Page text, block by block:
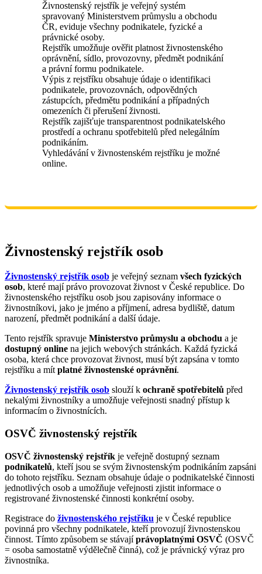
Živnostenský rejstřík je veřejný systém
spravovaný Ministerstvem průmyslu a obchodu
ČR, eviduje všechny podnikatele, fyzické a
právnické osoby.
Rejstřík umožňuje ověřit platnost živnostenského
oprávnění, sídlo, provozovny, předmět podnikání
a právní formu podnikatele.
Výpis z rejstříku obsahuje údaje o identifikaci
podnikatele, provozovnách, odpovědných
zástupcích, předmětu podnikání a případných
omezeních či přerušení živnosti.
Rejstřík zajišťuje transparentnost podnikatelského
prostředí a ochranu spotřebitelů před nelegálním
podnikáním.
Vyhledávání v živnostenském rejstříku je možné
online.
Živnostenský rejstřík osob
Živnostenský rejstřík osob je veřejný seznam všech fyzických
osob, které mají právo provozovat živnost v České republice. Do
živnostenského rejstříku osob jsou zapisovány informace o
živnostníkovi, jako je jméno a příjmení, adresa bydliště, datum
narození, předmět podnikání a další údaje.
Tento rejstřík spravuje Ministerstvo průmyslu a obchodu a je
dostupný online na jejich webových stránkách. Každá fyzická
osoba, která chce provozovat živnost, musí být zapsána v tomto
rejstříku a mít platné živnostenské oprávnění.
Živnostenský rejstřík osob slouží k ochraně spotřebitelů před
nekalými živnostníky a umožňuje veřejnosti snadný přístup k
informacím o živnostnících.
OSVČ živnostenský rejstřík
OSVČ živnostenský rejstřík je veřejně dostupný seznam
podnikatelů, kteří jsou se svým živnostenským podnikáním zapsáni
do tohoto rejstříku. Seznam obsahuje údaje o podnikatelské činnosti
jednotlivých osob a umožňuje veřejnosti zjistit informace o
registrované živnostenské činnosti konkrétní osoby.
Registrace do živnostenského rejstříku je v České republice
povinná pro všechny podnikatele, kteří provozují živnostenskou
činnost. Tímto způsobem se stávajíprávoplatnými OSVČ (OSVČ
= osoba samostatně výdělečně činná), což je právnický výraz pro
živnostníka.